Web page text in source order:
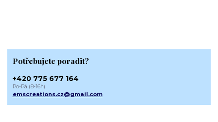
Potřebujete poradit?
+420 775 677 164
Po-Pá (8-16h)
emscreations.cz@gmail.com